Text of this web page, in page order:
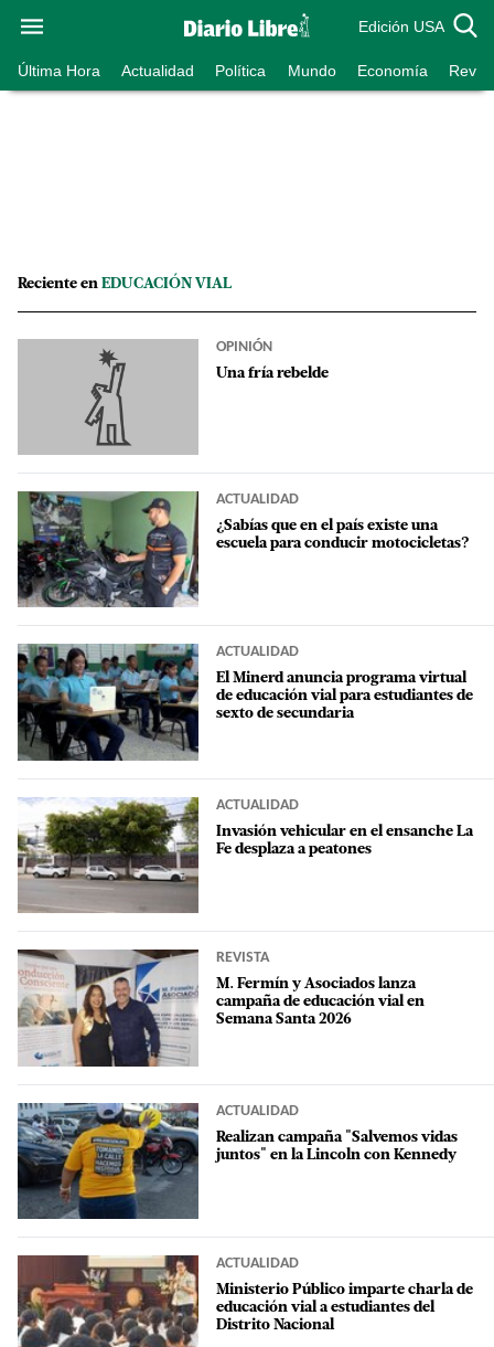
Edición USA
Última Hora Actualidad Política Mundo Economía
Reciente en EDUCACIÓN VIAL
OPINIÓN
Una fría rebelde
ACTUALIDAD
¿Sabías que en el país existe una
escuela para conducir motocicletas?
ACTUALIDAD
El Minerd anuncia programa virtual
de educación vial para estudiantes de
sexto de secundaria
ACTUALIDAD
Invasión vehicular en el ensanche La
Fe desplaza a peatones
REVISTA
M. Fermín y Asociados lanza
campaña de educación vial en
Semana Santa 2026
ACTUALIDAD
Realizan campaña "Salvemos vidas
juntos" en la Lincoln con Kennedy
ACTUALIDAD
Ministerio Público imparte charla de
educación vial a estudiantes del
Distrito Nacional